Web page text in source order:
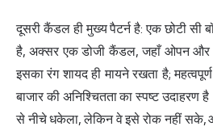
दूसरी कैंडल ही मुख्य पैटर्न है: एक छोटी सी
है, अक्सर एक डोजी कैंडल, जहाँ ओपन और
इसका रंग शायद ही मायने रखता है;
बाजार की अनिश्चितता का स्पष्ट
से नीचे धकेला, लेकिन वे इसे रोक नहीं सके,